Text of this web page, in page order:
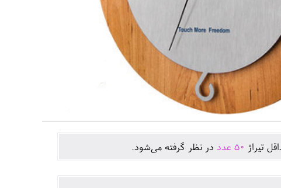
تيراژ 50 عدد در نظر گرفته می‌شود.